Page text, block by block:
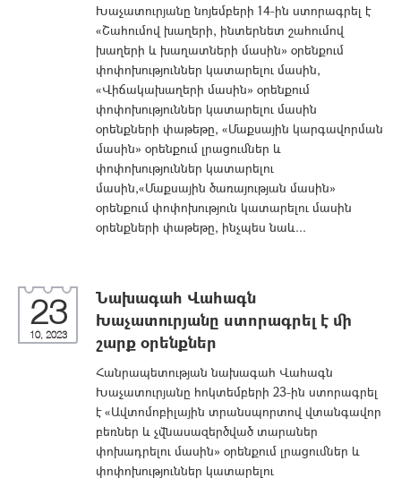
Խաչատուրյանը նոյեմբերի 14-ին ստորագրել է
«Շահումով խաղերի, ինտերնետ շահումով
խաղերի և խաղատների մասին» օրենքում
փոփոխություններ կատարելու մասին,
«Վիճակախաղերի մասին» օրենքում
փոփոխություններ կատարելու մասին
օրենքների փաթեթը, «Մաքսային կարգավորման
մասին» օրենքում լրացումներ և
փոփոխություններ կատարելու
մասին,«Մաքսային ծառայության մասին»
օրենքում փոփոխություն կատարելու մասին
օրենքների փաթեթը, ինչպես նաև...
23
10, 2023
Նախագահ Վահագն
Խաչատուրյանը ստորագրել է մի
շարք օրենքներ
Հանրապետության նախագահ Վահագն
Խաչատուրյանը հոկտեմբերի 23-ին ստորագրել
է «Ավտոմոբիլային տրանսպորտով վտանգավոր
բեռներ և չվնասազերծված տարաներ
փոխադրելու մասին» օրենքում լրացումներ և
փոփոխություններ կատարելու